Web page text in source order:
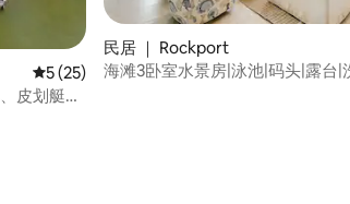
平均评分 5 分（满分 5 分），共 25 条评价
5 (25)
皮划艇、
民居 ｜ Rockport
海滩3卧室水景房|泳池|码头|露台|